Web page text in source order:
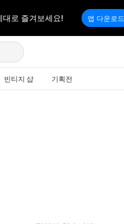
대로 즐겨보세요! 앱 다운로드
빈티지 샵 기획전